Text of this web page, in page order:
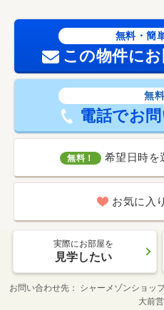
無料・簡
この物件に
無料
電話でお
無料！ 希望日時を
お気に入
実際にお部屋を
見学したい
お問い合わせ先
シャーメゾンショ
大前